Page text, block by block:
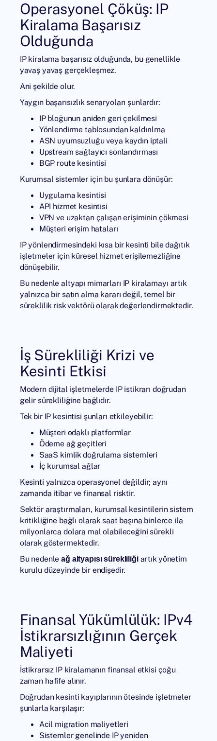
Operasyonel Çöküş: IP
Kiralama Başarısız
Olduğunda
IP kiralama başarısız olduğunda, bu genellikle
yavaş yavaş gerçekleşmez.
Ani şekilde olur.
Yaygın başarısızlık senaryoları şunlardır:
IP bloğunun aniden geri çekilmesi
Yönlendirme tablosundan kaldırılma
ASN uyumsuzluğu veya kaydın iptali
Upstream sağlayıcı sonlandırması
BGP route kesintisi
Kurumsal sistemler için bu şunlara dönüşür:
Uygulama kesintisi
API hizmet kesintisi
VPN ve uzaktan çalışan erişiminin çökmesi
Müşteri erişim hataları
IP yönlendirmesindeki kısa bir kesinti bile dağıtık
işletmeler için küresel hizmet erişilemezliğine
dönüşebilir.
Bu nedenle altyapı mimarları IP kiralamayı artık
yalnızca bir satın alma kararı değil, temel bir
süreklilik risk vektörü olarak değerlendirmektedir.
İş Sürekliliği Krizi ve
Kesinti Etkisi
Modern dijital işletmelerde IP istikrarı doğrudan
gelir sürekliliğine bağlıdır.
Tek bir IP kesintisi şunları etkileyebilir:
Müşteri odaklı platformlar
Ödeme ağ geçitleri
SaaS kimlik doğrulama sistemleri
İç kurumsal ağlar
Kesinti yalnızca operasyonel değildir; aynı
zamanda itibar ve finansal risktir.
Sektör araştırmaları, kurumsal kesintilerin sistem
kritikliğine bağlı olarak saat başına binlerce ila
milyonlarca dolara mal olabileceğini sürekli
olarak göstermektedir.
Bu nedenleağ altyapısı sürekliliğiartık yönetim
kurulu düzeyinde bir endişedir.
Finansal Yükümlülük: IPv4
İstikrarsızlığının Gerçek
Maliyeti
İstikrarsız IP kiralamanın finansal etkisi çoğu
zaman hafife alınır.
Doğrudan kesinti kayıplarının ötesinde işletmeler
şunlarla karşılaşır:
Acil migration maliyetleri
Sistemler genelinde IP yeniden